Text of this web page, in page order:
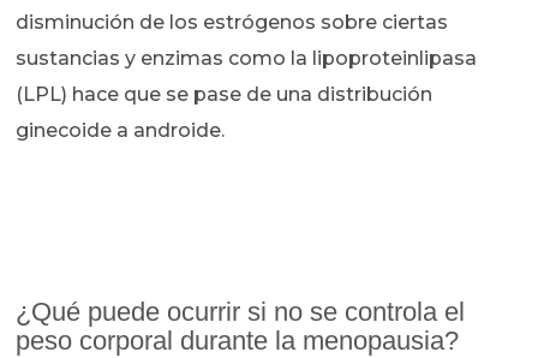
disminución de los estrógenos sobre ciertas
sustancias y enzimas como la lipoproteinlipasa
(LPL) hace que se pase de una distribución
ginecoide a androide.
¿Qué puede ocurrir si no se controla el
peso corporal durante la menopausia?